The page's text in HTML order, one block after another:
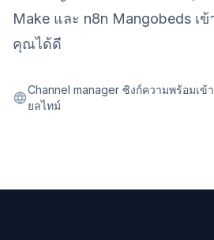
Make และ n8n Mangobeds เ
คุณได้ดี
Channel manager ซิงก์ความพร้อมเ
ยลไทม์